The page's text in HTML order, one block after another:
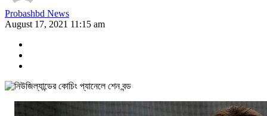
Probashbd News
August 17, 2021 11:15 am